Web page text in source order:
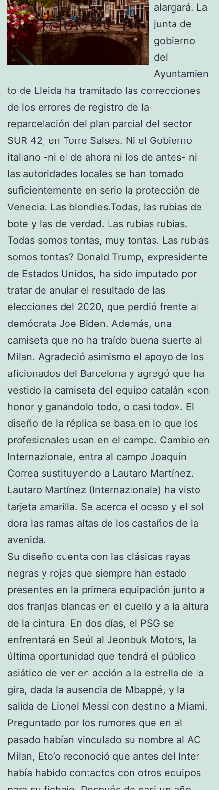
alargará. La
junta de
gobierno
del
Ayuntamien
to de Lleida ha tramitado las correcciones
de los errores de registro de la
reparcelación del plan parcial del sector
SUR 42, en Torre Salses. Ni el Gobierno
italiano -ni el de ahora ni los de antes- ni
las autoridades locales se han tomado
suficientemente en serio la protección de
Venecia. Las blondies.Todas, las rubias de
bote y las de verdad. Las rubias rubias.
Todas somos tontas, muy tontas. Las rubias
somos tontas? Donald Trump, expresidente
de Estados Unidos, ha sido imputado por
tratar de anular el resultado de las
elecciones del 2020, que perdió frente al
demócrata Joe Biden. Además, una
camiseta que no ha traído buena suerte al
Milan. Agradeció asimismo el apoyo de los
aficionados del Barcelona y agregó que ha
vestido la camiseta del equipo catalán «con
honor y ganándolo todo, o casi todo». El
diseño de la réplica se basa en lo que los
profesionales usan en el campo. Cambio en
Internazionale, entra al campo Joaquín
Correa sustituyendo a Lautaro Martínez.
Lautaro Martínez (Internazionale) ha visto
tarjeta amarilla. Se acerca el ocaso y el sol
dora las ramas altas de los castaños de la
avenida.
Su diseño cuenta con las clásicas rayas
negras y rojas que siempre han estado
presentes en la primera equipación junto a
dos franjas blancas en el cuello y a la altura
de la cintura. En dos días, el PSG se
enfrentará en Seúl al Jeonbuk Motors, la
última oportunidad que tendrá el público
asiático de ver en acción a la estrella de la
gira, dada la ausencia de Mbappé, y la
salida de Lionel Messi con destino a Miami.
Preguntado por los rumores que en el
pasado habían vinculado su nombre al AC
Milan, Eto’o reconoció que antes del Inter
había habido contactos con otros equipos